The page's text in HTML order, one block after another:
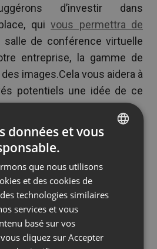
d’investir dans
quivous permettra de
salle de conférence virtuelle
entreprise, la gamme de
images.Cela vous aidera à
potentiels une idée de ce
pour votre organisation.
également équipé de
d’écran
aux personnes
facilement leurs
bénéficie duMode Edu
pour les formateurs en
FRENCH
GERMAN
données et vous
que nous utilisons
et des cookies de
technologies similaires
services et vous
basé sur vos
cliquez sur Accepter